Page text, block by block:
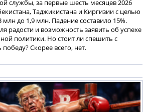
службы, за первые шесть месяцев 2026
Таджикистана и Киргизии с целью
млн до 1,9 млн. Падение составило 15%.
радости и возможность заявить об успехе
политики. Но стоит ли спешить с
Скорее всего, нет.